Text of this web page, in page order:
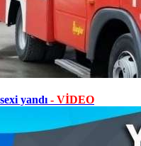
yandı - VİDEO